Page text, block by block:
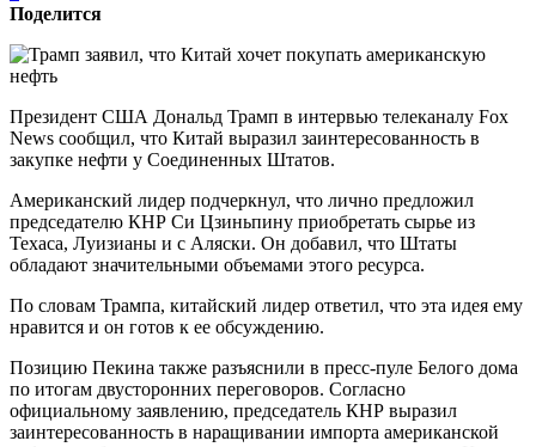
Поделится
Президент США Дональд Трамп в интервью телеканалу Fox
News сообщил, что Китай выразил заинтересованность в
закупке нефти у Соединенных Штатов.
Американский лидер подчеркнул, что лично предложил
председателю КНР Си Цзиньпину приобретать сырье из
Техаса, Луизианы и с Аляски. Он добавил, что Штаты
обладают значительными объемами этого ресурса.
По словам Трампа, китайский лидер ответил, что эта идея ему
нравится и он готов к ее обсуждению.
Позицию Пекина также разъяснили в пресс-пуле Белого дома
по итогам двусторонних переговоров. Согласно
официальному заявлению, председатель КНР выразил
заинтересованность в наращивании импорта американской